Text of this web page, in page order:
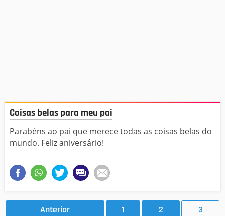
Coisas belas para meu pai
Parabéns ao pai que merece todas as coisas belas do
mundo. Feliz aniversário!
Anterior 1 2 3